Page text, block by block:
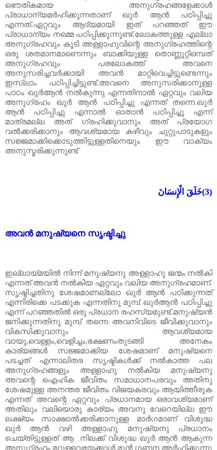
ഭൌതികമായ അനുഗ്രഹങ്ങളേക്കാൾ
പ്രാധാന്യമർഹിക്കുന്നതാണ് ഖുർ ആൻ പഠിപ്പിച്ചു
എന്നത്.ഏറ്റവും ആദ്യമായി ഇത് പറഞ്ഞത് ഈ
പ്രാധാന്യം നമ്മെ പഠിപ്പിക്കുന്നുണ്ട്.ലോകത്തുള്ള എല്ലാ
അനുഗ്രഹവും കൂടി അള്ളാഹുവിന്റെ അനുഗ്രഹത്തിന്റെ
ഒരു ശതമാനമാണെന്നും ബാക്കിയുള്ള തൊണ്ണൂറ്റിഒമ്പത്
അനുഗ്രഹവും പരലോകത്ത് അവനെ
അനുസരിച്ചവർക്കായി അവൻ മാറ്റിവെച്ചിട്ടുണ്ടെന്നും
ഇസ്ലാം പഠിപ്പിച്ചിട്ടുണ്ട്.അവനെ അനുസരിക്കാനുള്ള
പാഠം ഖുർആൻ നൽകുന്നു എന്നതിനാൽ ഏറ്റവും വലിയ
അനുഗ്രഹം ഖുർ ആൻ പഠിപ്പിച്ചു എന്നത് തന്നെ.ഖുർ
ആൻ പഠിപ്പിച്ചു എന്നാൽ ഓതാൻ പഠിപ്പിച്ചു എന്ന്
മാത്രമല്ല അത് ഗ്രഹിക്കുവാനും അത് പ്രയോഗ
വൽക്കരിക്കാനും ആവശ്യമായ കഴിവും ചുറ്റുപാടുകളും
സജ്ജമാക്കിക്കൊടുത്തിട്ടുള്ളതിനെയും ഈ വാക്യം
അനുസ്മരിക്കുന്നുണ്ട്
خَلَقَ الْإِنسَانَ(3)
അവൻ മനുഷ്യനെ സൃഷ്ടിച്ചു
ഇല്ലായ്മയിൽ നിന്ന് മനുഷ്യനു അള്ളാഹു ജന്മം നൽകി
എന്നത് അവൻ നൽകിയ ഏറ്റവും വലിയ അനുഗ്രഹമാണ്.
സൃഷ്ടിച്ചതിനു ശേഷമാണല്ലോ ഖുർ ആൻ പഠിക്കുന്നത്
എന്നിരിക്കെ പടക്കുക എന്നതിനു മുമ്പ് ഖുർആൻ പഠിപ്പിച്ചു
എന്ന് പറഞ്ഞതിൽ ഒരു പ്രധാന രഹസ്യമുണ്ട്.മനുഷ്യൻ
ജനിക്കുന്നതിനു മുമ്പ് തന്നെ അവനിവിടെ ജീവിക്കുവാനും
വികസിക്കുവാനും ആവശ്യമായ
വായു,വെള്ളം,വെളിച്ചം,ഭക്ഷണംതുടങ്ങി അനേകം
കാര്യങ്ങൾ സജ്ജമാക്കിയ ശേഷമാണ് മനുഷ്യനെ
പടച്ചത് എന്നാലിതര സൃഷ്ടികൾക്ക് നൽകാത്ത പല
അനുഗ്രഹങ്ങളും അള്ളാഹു നൽകിയ മനുഷ്യനു
അവന്റെ ഐഹിക ജീവിതം സമാധാനപരവും അതിനു
ശേഷമുള്ള അനന്തര ജീവിതം വിജയകരവും ആയിത്തീരുക
എന്നത് അവന്റെ ഏറ്റവും പ്രധാനമായ ഒരാവശ്യമാണ്
അതിലും വലിയൊരു കാര്യം അവനു വേറെയില്ല ഈ
ലക്ഷ്യം സാക്ഷാൽക്കരിക്കാനുള്ള മാർഗമാണ് വിശുദ്ധ
ഖുർ ആൻ വഴി അള്ളാഹു മനുഷ്യനു പ്രധാനം
ചെയ്തിട്ടുള്ളത് ആ
നിലക്ക് വിശുദ്ധ ഖുർ ആൻ ആകുന്ന
അനുഗ്രഹം മറ്റുള്ളവയേക്കാൾ മുൻ ഗണന അർഹിക്കുന്നു